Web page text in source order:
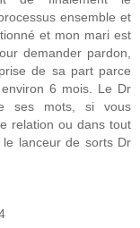
ensemble et
et mon mari est
demander pardon,
de sa part parce
6 mois. Le Dr
ses mots, si vous
relation ou dans tout
lanceur de sorts Dr